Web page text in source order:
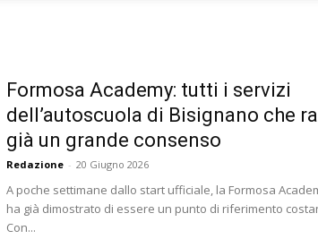
Formosa Academy: tutti i servizi
dell’autoscuola di Bisignano che
già un grande consenso
Redazione - 20 Giugno 2026
A poche settimane dallo start ufficiale, la Formosa
ha già dimostrato di essere un punto di riferimento
Con...